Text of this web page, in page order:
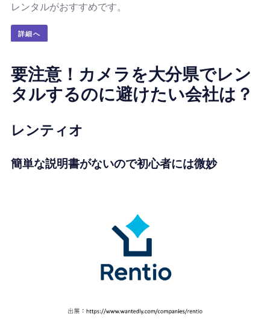
レンタルがおすすめです。
詳細へ
要注意！カメラを大分県でレン
タルするのに避けたい会社は？
レンティオ
簡単な説明書がないので初心者には微妙